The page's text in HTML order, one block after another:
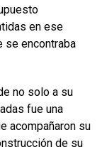
en ese
se encontraba
no solo a su
fue una
acompañaron su
de su